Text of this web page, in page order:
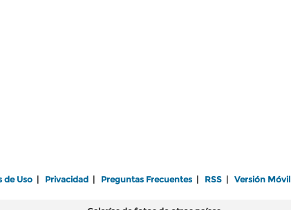
de Uso Privacidad Preguntas Frecuentes RSS Versión Móvil